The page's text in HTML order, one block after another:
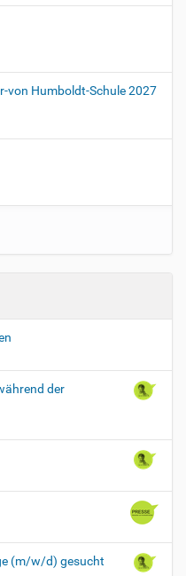
von Humboldt-Schule 2027
der
(m/w/d) gesucht